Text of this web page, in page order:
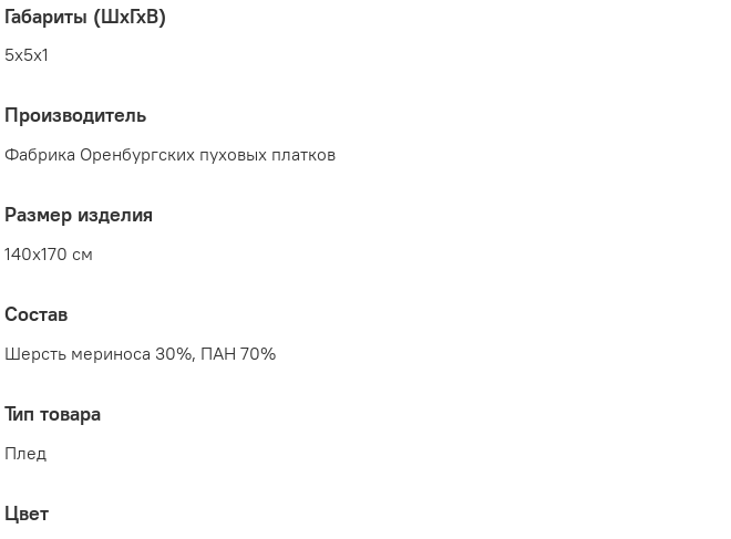
Габариты (ШхГхВ)
5x5x1
Производитель
Фабрика Оренбургских пуховых платков
Размер изделия
140x170 см
Состав
Шерсть мериноса 30%, ПАН 70%
Тип товара
Плед
Цвет